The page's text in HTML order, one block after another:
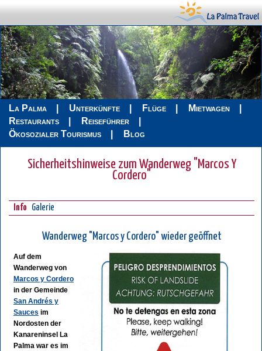
La Palma Unterkünfte Flüge
Mietwagen
Restaurants
Reiseführer
Ökosozialer Tourismus
Blog
Sicherheitshinweise zum Wanderweg "Marcos Y
Cordero"
Info Galerie
Wanderweg "Marcos y Cordero" wieder geöffnet
Auf dem
Wanderweg von
Marcos y Cordero
in der Gemeinde
San Andrés y
Sauces im
Nordosten der
Kanareninsel La
Palma war es im